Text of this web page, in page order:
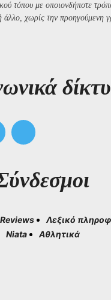
τόπου με οποιονδήποτε
άλλο, χωρίς την προηγούμενη
Reviews
Λεξικό
Niata
Αθλητικά